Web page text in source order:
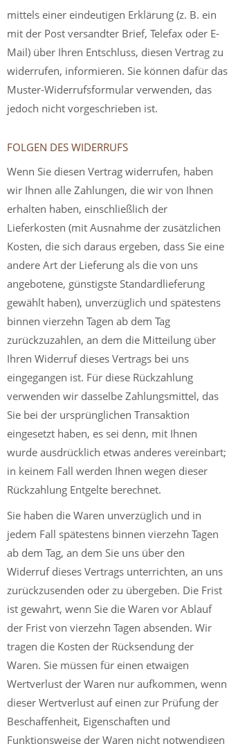
mittels einer eindeutigen Erklärung (z. B. ein
mit der Post versandter Brief, Telefax oder E-
Mail) über Ihren Entschluss, diesen Vertrag zu
widerrufen, informieren. Sie können dafür das
Muster-Widerrufsformular verwenden, das
jedoch nicht vorgeschrieben ist.
FOLGEN DES WIDERRUFS
Wenn Sie diesen Vertrag widerrufen, haben
wir Ihnen alle Zahlungen, die wir von Ihnen
erhalten haben, einschließlich der
Lieferkosten (mit Ausnahme der zusätzlichen
Kosten, die sich daraus ergeben, dass Sie eine
andere Art der Lieferung als die von uns
angebotene, günstigste Standardlieferung
gewählt haben), unverzüglich und spätestens
binnen vierzehn Tagen ab dem Tag
zurückzuzahlen, an dem die Mitteilung über
Ihren Widerruf dieses Vertrags bei uns
eingegangen ist. Für diese Rückzahlung
verwenden wir dasselbe Zahlungsmittel, das
Sie bei der ursprünglichen Transaktion
eingesetzt haben, es sei denn, mit Ihnen
wurde ausdrücklich etwas anderes vereinbart;
in keinem Fall werden Ihnen wegen dieser
Rückzahlung Entgelte berechnet.
Sie haben die Waren unverzüglich und in
jedem Fall spätestens binnen vierzehn Tagen
ab dem Tag, an dem Sie uns über den
Widerruf dieses Vertrags unterrichten, an uns
zurückzusenden oder zu übergeben. Die Frist
ist gewahrt, wenn Sie die Waren vor Ablauf
der Frist von vierzehn Tagen absenden. Wir
tragen die Kosten der Rücksendung der
Waren. Sie müssen für einen etwaigen
Wertverlust der Waren nur aufkommen, wenn
dieser Wertverlust auf einen zur Prüfung der
Beschaffenheit, Eigenschaften und
Funktionsweise der Waren nicht notwendigen